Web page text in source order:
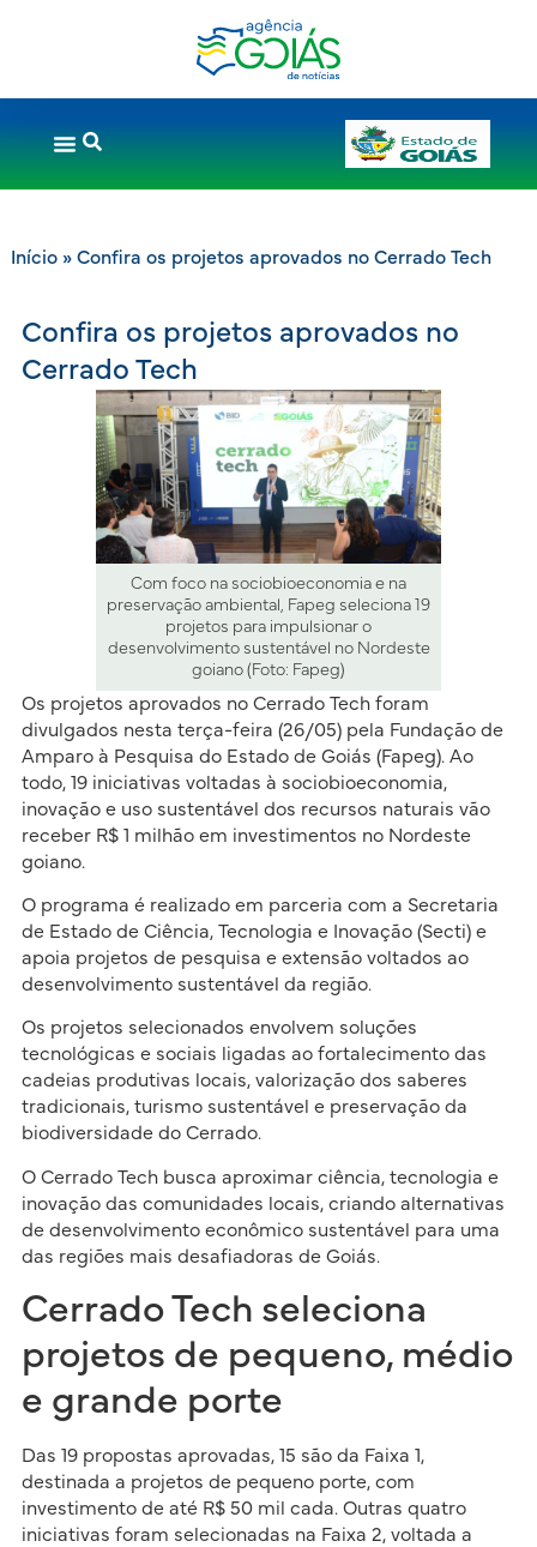
Início» Confira os projetos aprovados no Cerrado Tech
Confira os projetos aprovados no
Cerrado Tech
Com foco na sociobioeconomia e na
preservação ambiental, Fapeg seleciona 19
projetos para impulsionar o
desenvolvimento sustentável no Nordeste
goiano (Foto: Fapeg)
Os projetos aprovados no Cerrado Tech foram
divulgados nesta terça-feira (26/05) pela Fundação de
Amparo à Pesquisa do Estado de Goiás (Fapeg). Ao
todo, 19 iniciativas voltadas à sociobioeconomia,
inovação e uso sustentável dos recursos naturais vão
receber R$ 1 milhão em investimentos no Nordeste
goiano.
O programa é realizado em parceria com a Secretaria
de Estado de Ciência, Tecnologia e Inovação (Secti) e
apoia projetos de pesquisa e extensão voltados ao
desenvolvimento sustentável da região.
Os projetos selecionados envolvem soluções
tecnológicas e sociais ligadas ao fortalecimento das
cadeias produtivas locais, valorização dos saberes
tradicionais, turismo sustentável e preservação da
biodiversidade do Cerrado.
O Cerrado Tech busca aproximar ciência, tecnologia e
inovação das comunidades locais, criando alternativas
de desenvolvimento econômico sustentável para uma
das regiões mais desafiadoras de Goiás.
Cerrado Tech seleciona
projetos de pequeno, médio
e grande porte
Das 19 propostas aprovadas, 15 são da Faixa 1,
destinada a projetos de pequeno porte, com
investimento de até R$ 50 mil cada. Outras quatro
iniciativas foram selecionadas na Faixa 2, voltada a